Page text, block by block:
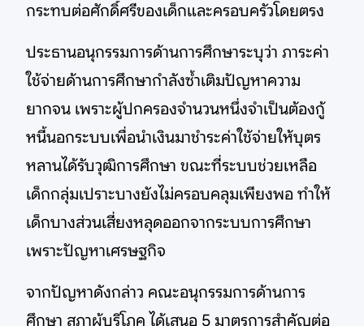
กระทบต่อศักดิ์ศรีของเด็กและครอบครัวโดยตรง
ประธานอนุกรรมการด้านการศึกษาระบุว่า ภาระค่า
ใช้จ่ายด้านการศึกษากำลังซ้ำเติมปัญหาความ
ยากจน เพราะผู้ปกครองจำนวนหนึ่งจำเป็นต้องกู้
หนี้นอกระบบเพื่อนำเงินมาชำระค่าใช้จ่ายให้บุตร
หลานได้รับวุฒิการศึกษา ขณะที่ระบบช่วยเหลือ
เด็กกลุ่มเปราะบางยังไม่ครอบคลุมเพียงพอ ทำให้
เด็กบางส่วนเสี่ยงหลุดออกจากระบบการศึกษา
เพราะปัญหาเศรษฐกิจ
จากปัญหาดังกล่าว คณะอนุกรรมการด้านการ
ศึกษา สภาผู้บริโภค ได้เสนอ 5 มาตรการสำคัญต่อ